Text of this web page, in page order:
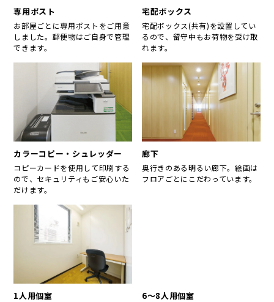
専用ポスト
お部屋ごとに専用ポストをご用意
しました。郵便物はご自身で管理
できます。
宅配ボックス
宅配ボックス(共有)を設置してい
るので、留守中もお荷物を受け取
れます。
カラーコピー・シュレッダー
コピーカードを使用して印刷する
ので、セキュリティもご安心いた
だけます。
廊下
奥行きのある明るい廊下。絵画は
フロアごとにこだわっています。
1人用個室 6～8人用個室